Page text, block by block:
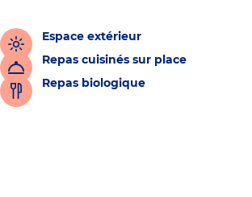
Espace extérieur
Repas cuisinés sur place
Repas biologique